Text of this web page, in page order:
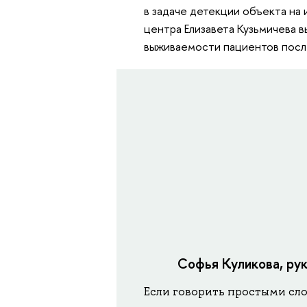
в задаче детекции объекта
центра Елизавета Кузьмичева
выживаемости пациентов
Софья Куликова,
Если говорить простыми